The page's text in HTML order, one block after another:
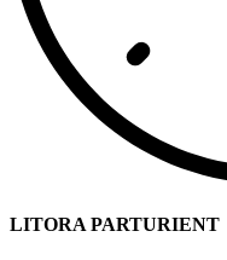
LITORA PARTURIENT